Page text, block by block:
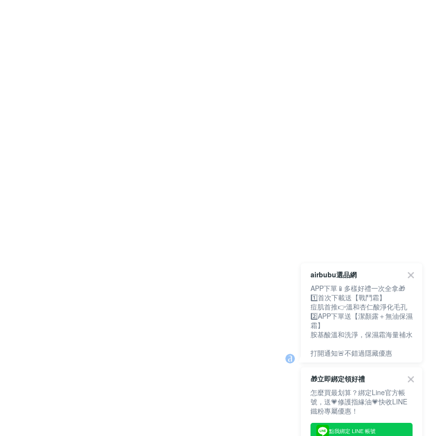
airbubu選品網
APP下單📱多樣好禮一次全拿🎁
1️⃣首次下載送【戰鬥霜】
痘肌首推👉溫和杏仁酸淨化毛孔
2️⃣APP下單送【潔顏露＋無油保濕
霜】
胺基酸溫和洗淨，保濕霜海量補水
打開通知🚨不錯過隱藏優惠
🎁立即綁定領好禮
怎麼買最划算？綁定Line官方帳
號，送💗修護指緣油💗快收LINE
鐵粉專屬優惠！
點我綁定 LINE 帳號